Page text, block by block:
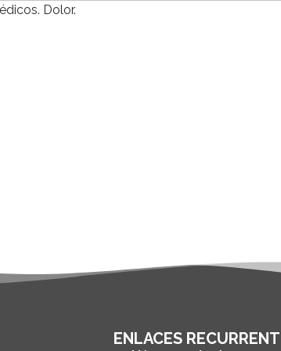
Dolor.
ENLACES